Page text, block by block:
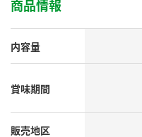
かおりの蔵
つゆ
鍋なび
納豆のサイト
ニュースリリース
お客様相談センター
商品情報
内容量
賞味期間
販売地区